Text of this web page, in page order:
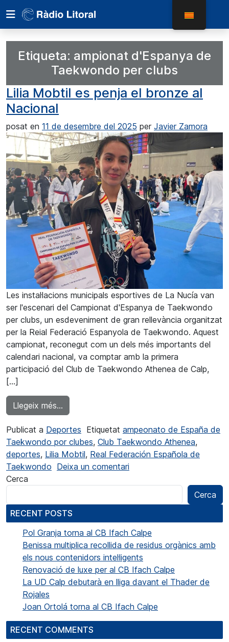
Etiqueta: ampionat d'Espanya de
Taekwondo per clubs
Lilia Mobtil es penja el bronze al
Nacional
posat en 11 de desembre del 2025 per Javier Zamora
Les instal·lacions municipals esportives de La Nucía van
ser l'escenari del Campionat d'Espanya de Taekwondo
per clubs, un esdeveniment de gran rellevància organitzat
per la Reial Federació Espanyola de Taekwondo. Aquest
campionat, reconegut com un dels més importants del
calendari nacional, va comptar amb la primera
participació del Club de Taekwondo Athenea de Calp,
[…]
Llegeix més…
Publicat a Deportes Etiquetat ampeonato de España de
Taekwondo por clubes, Club Taekwondo Athenea,
deportes, Lilia Mobtil, Real Federación Española de
Taekwondo Deixa un comentari
Cerca
Cerca
RECENT POSTS
Pol Granja torna al CB Ifach Calpe
Benissa multiplica recollida de residus orgànics amb
els nous contenidors intel·ligents
Renovació de luxe per al CB Ifach Calpe
La UD Calp debutarà en lliga davant el Thader de
Rojales
Joan Ortolá torna al CB Ifach Calpe
RECENT COMMENTS